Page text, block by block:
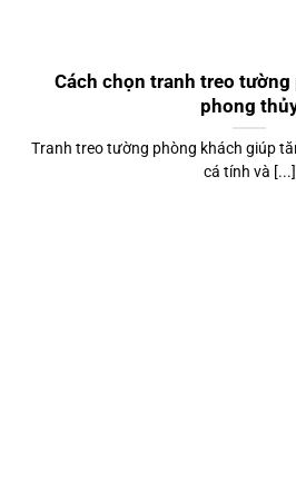
Cách chọn tranh treo
phong
Tranh treo tường phòng khách giúp
cá tính và [...]